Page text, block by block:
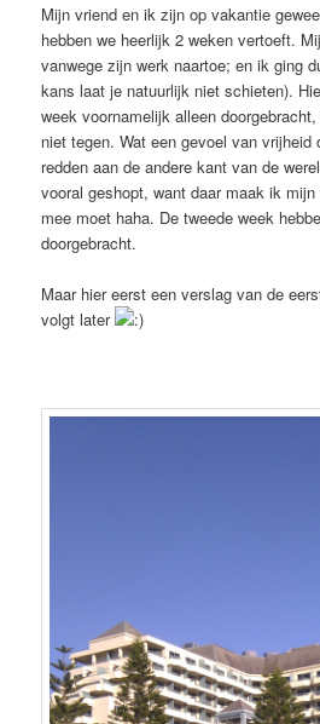
Mijn vriend en ik zijn op vakantie
hebben we heerlijk 2 weken vertoeft.
vanwege zijn werk naartoe; en ik ging
kans laat je natuurlijk niet schieten).
week voornamelijk alleen
niet tegen. Wat een gevoel van
redden aan de andere kant van de
vooral geshopt, want daar maak ik
mee moet haha. De tweede week
doorgebracht.
Maar hier eerst een verslag van de
volgt later